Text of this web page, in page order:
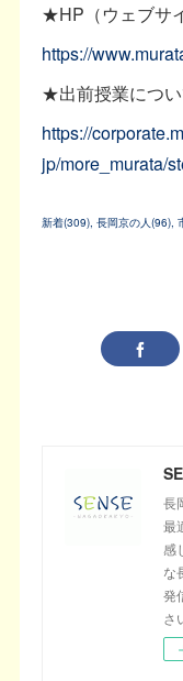
★HP（ウェブサ
https://
★出前授業につい
https://
jp/more_murata/
新着(309) 長岡京の人(96)
長
最
感
な
発
さ